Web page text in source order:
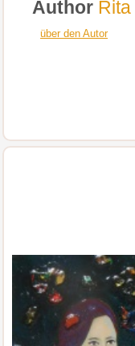
Author
über den Autor